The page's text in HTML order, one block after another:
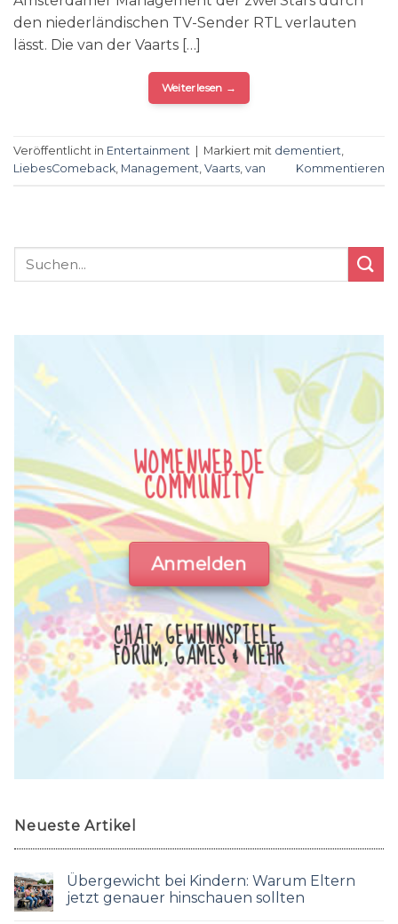
den niederländischen TV-Sender RTL verlauten
lässt. Die van der Vaarts […]
Weiterlesen →
Veröffentlicht in Entertainment Markiert mit dementiert
LiebesComeback Management Vaarts van Kommentieren
WOMENWEB.DE
COMMUNITY
Anmelden
CHAT, GEWINNSPIELE,
FORUM, GAMES & MEHR
Neueste Artikel
Übergewicht bei Kindern: Warum Eltern
jetzt genauer hinschauen sollten